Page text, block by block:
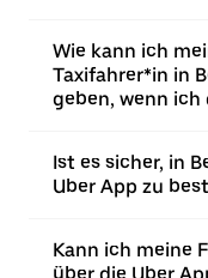
Wie kann ich
Taxifahrer*in in
geben, wenn ich
Ist es sicher, in
Uber App zu
Kann ich meine